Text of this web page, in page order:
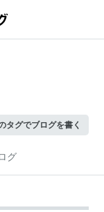
タグでブログを書く
グ